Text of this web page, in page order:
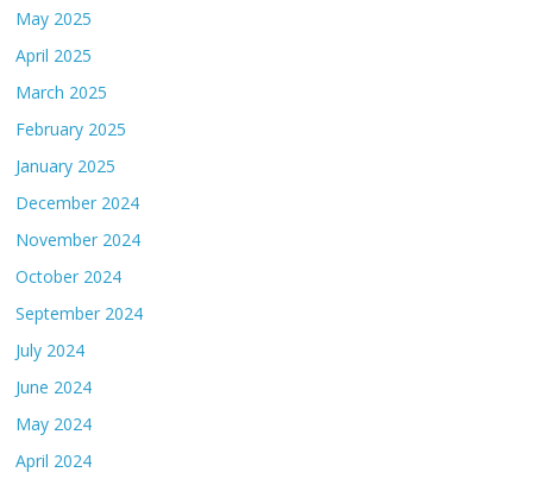
May 2025
April 2025
March 2025
February 2025
January 2025
December 2024
November 2024
October 2024
September 2024
July 2024
June 2024
May 2024
April 2024